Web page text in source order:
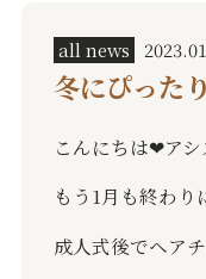
all news
冬にぴった
こんにちは❤︎ア
もう 1月も終わり
成人式後でヘア